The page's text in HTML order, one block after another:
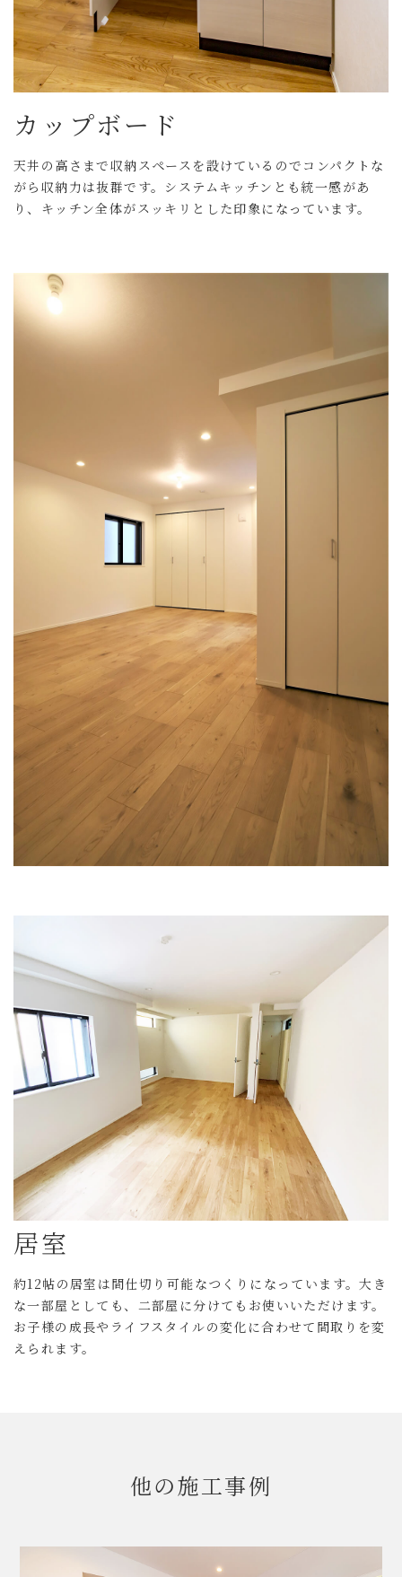
カップボード
天井の高さまで収納スペースを設けているのでコンパクトな
がら収納力は抜群です。システムキッチンとも統一感があ
り、キッチン全体がスッキリとした印象になっています。
居室
約12帖の居室は間仕切り可能なつくりになっています。大き
な一部屋としても、二部屋に分けてもお使いいただけます。
お子様の成長やライフスタイルの変化に合わせて間取りを変
えられます。
他の施工事例